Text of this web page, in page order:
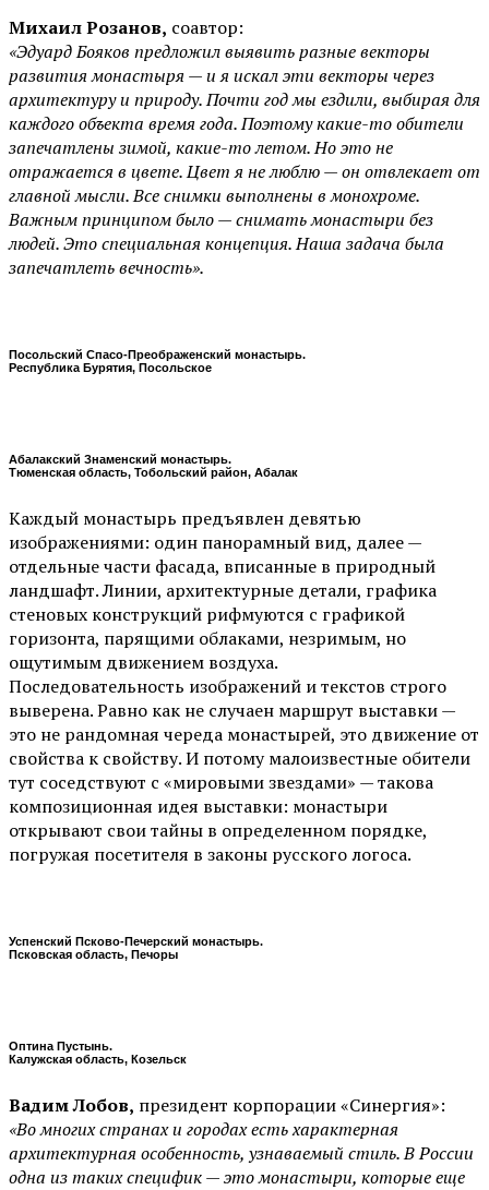
Михаил Розанов, соавтор:
«Эдуард Бояков предложил выявить разные векторы
развития монастыря — и я искал эти векторы через
архитектуру и природу. Почти год мы ездили, выбирая для
каждого объекта время года. Поэтому какие-то обители
запечатлены зимой, какие-то летом. Но это не
отражается в цвете. Цвет я не люблю — он отвлекает от
главной мысли. Все снимки выполнены в монохроме.
Важным принципом было — снимать монастыри без
людей. Это специальная концепция. Наша задача была
запечатлеть вечность».
Посольский Спасо-Преображенский монастырь.
Республика Бурятия, Посольское
Абалакский Знаменский монастырь.
Тюменская область, Тобольский район, Абалак
Каждый монастырь предъявлен девятью
изображениями: один панорамный вид, далее —
отдельные части фасада, вписанные в природный
ландшафт. Линии, архитектурные детали, графика
стеновых конструкций рифмуются с графикой
горизонта, парящими облаками, незримым, но
ощутимым движением воздуха.
Последовательность изображений и текстов строго
выверена. Равно как не случаен маршрут выставки —
это не рандомная череда монастырей, это движение от
свойства к свойству. И потому малоизвестные обители
тут соседствуют с «мировыми звездами» — такова
композиционная идея выставки: монастыри
открывают свои тайны в определенном порядке,
погружая посетителя в законы русского логоса.
Успенский Псково-Печерский монастырь.
Псковская область, Печоры
Оптина Пустынь.
Калужская область, Козельск
Вадим Лобов, президент корпорации «Синергия»:
«Во многих странах и городах есть характерная
архитектурная особенность, узнаваемый стиль. В России
одна из таких специфик — это монастыри, которые еще